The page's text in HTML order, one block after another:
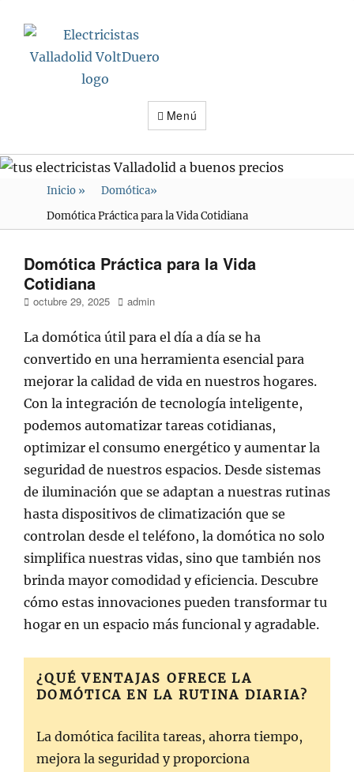
Electricistas
Valladolid
VoltDuero
Menú
Inicio » Domótica»
Domótica Práctica para la Vida Cotidiana
Domótica Práctica para la Vida
Cotidiana
Publicado
octubre 29, 2025 Autor
admin
La domótica útil para el día a día se ha
convertido en una herramienta esencial para
mejorar la calidad de vida en nuestros hogares.
Con la integración de tecnología inteligente,
podemos automatizar tareas cotidianas,
optimizar el consumo energético y aumentar la
seguridad de nuestros espacios. Desde sistemas
de iluminación que se adaptan a nuestras rutinas
hasta dispositivos de climatización que se
controlan desde el teléfono, la domótica no solo
simplifica nuestras vidas, sino que también nos
brinda mayor comodidad y eficiencia. Descubre
cómo estas innovaciones pueden transformar tu
hogar en un espacio más funcional y agradable.
¿QUÉ VENTAJAS OFRECE LA
DOMÓTICA EN LA RUTINA DIARIA?
La domótica facilita tareas, ahorra tiempo,
mejora la seguridad y proporciona